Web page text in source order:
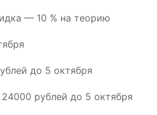
— 10 % на теорию
до 5 октября
рублей до 5 октября